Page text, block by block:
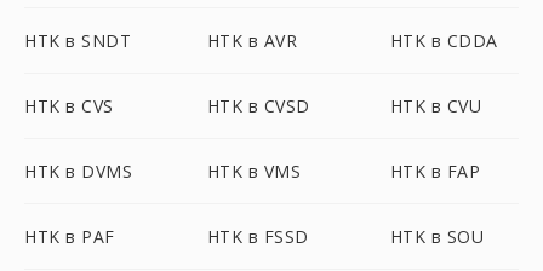
HTK в SNDT HTK в AVR HTK в CDDA
HTK в CVS HTK в CVSD HTK в CVU
HTK в DVMS HTK в VMS HTK в FAP
HTK в PAF HTK в FSSD HTK в SOU